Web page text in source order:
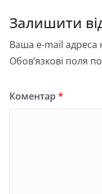
Залишити
Ваша e-mail
Обов’язкові поля
Коментар*